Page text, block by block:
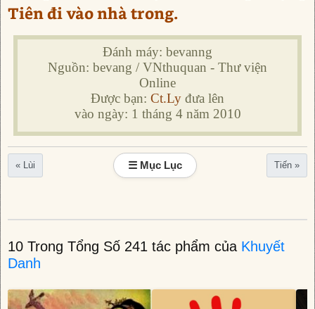
Tiên đi vào nhà trong.
Đánh máy: bevanng
Nguồn: bevang / VNthuquan - Thư viện
Online
Được bạn: Ct.Ly đưa lên
vào ngày: 1 tháng 4 năm 2010
« Lùi ☰ Mục Lục Tiến »
10 Trong Tổng Số 241 tác phẩm của Khuyết
Danh